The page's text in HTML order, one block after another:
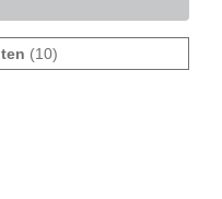
(10)